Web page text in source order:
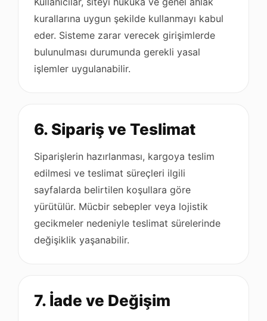
kurallarına uygun şekilde kullanmayı kabul
eder. Sisteme zarar verecek girişimlerde
bulunulması durumunda gerekli yasal
işlemler uygulanabilir.
6. Sipariş ve Teslimat
Siparişlerin hazırlanması, kargoya teslim
edilmesi ve teslimat süreçleri ilgili
sayfalarda belirtilen koşullara göre
yürütülür. Mücbir sebepler veya lojistik
gecikmeler nedeniyle teslimat sürelerinde
değişiklik yaşanabilir.
7. İade ve Değişim